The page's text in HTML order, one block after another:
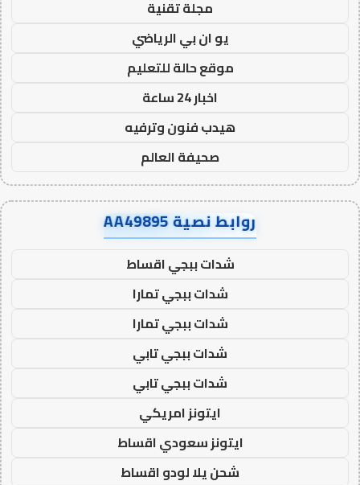
مجلة تقنية
يو ان بي الرياضي
موقع حالة للتعليم
اخبار 24 ساعة
هيدب فنون وترفيه
صحيفة العالم
روابط نصية AA49895
شدات ببجي اقساط
شدات ببجي تمارا
شدات ببجي تمارا
شدات ببجي تابي
شدات ببجي تابي
ايتونز امريكي
ايتونز سعودي اقساط
شحن يلا لودو اقساط